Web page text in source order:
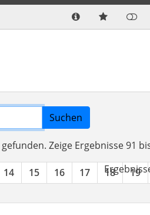
Suchen
Zeige Ergebnisse 91
14 15 16 17 18 19